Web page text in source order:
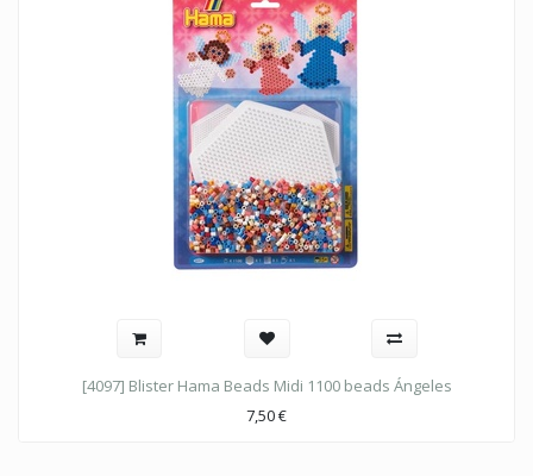
[4097] Blister Hama Beads Midi 1100 beads Ángeles
7,50€